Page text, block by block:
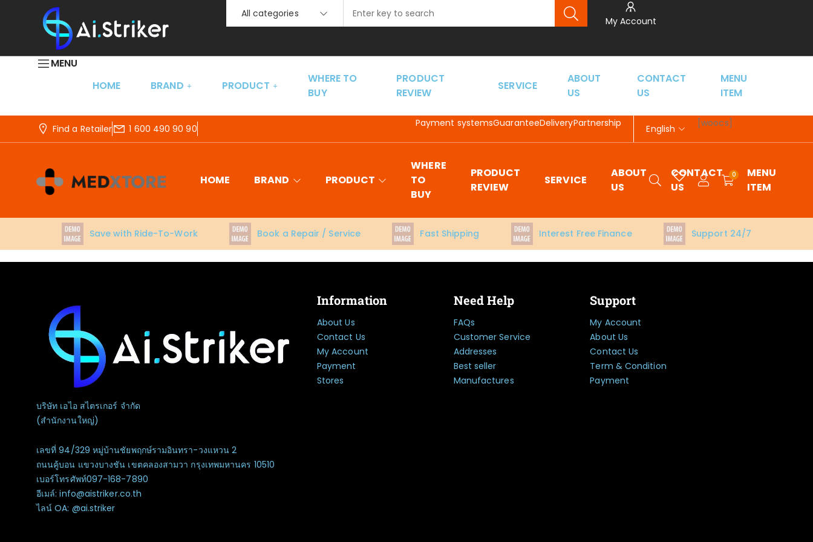
All categories
My Account
MENU
HOME
BRAND PRODUCT
WHERE TO
BUY
PRODUCT
REVIEW
SERVICE
ABOUT
US
CONTACT
US
MENU
ITEM
Find a Retailer 1 600 490 90 90 Payment systemsGuaranteeDeliveryPartnership English [woocs]
HOME BRAND PRODUCT
WHERE
TO
BUY
PRODUCT
REVIEW
SERVICE
ABOUT
US
CONTACT
US
MENU
ITEM
0
Save with Ride-To-Work Book a Repair / Service Fast Shipping Interest Free Finance Support 24/7
บริษัท เอไอ สไตรเกอร์ จำกัด
(สำนักงานใหญ่)
เลขที่ 94/329 หมู่บ้านชัยพฤกษ์รามอินทรา-วงแหวน 2
ถนนคู้บอน แขวงบางชัน เขตคลองสามวา กรุงเทพมหานคร 10510
เบอร์โทรศัพท์097-168-7890
อีเมล์: info@aistriker.co.th
ไลน์ OA: @ai.striker
Information
About Us
Contact Us
My Account
Payment
Stores
Need Help
FAQs
Customer Service
Addresses
Best seller
Manufactures
Support
My Account
About Us
Contact Us
Term & Condition
Payment